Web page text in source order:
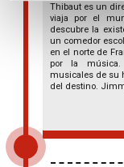
Thibaut es un
viaja por el
descubre la
un comedor
en el norte de
por la música.
musicales de su
del destino.